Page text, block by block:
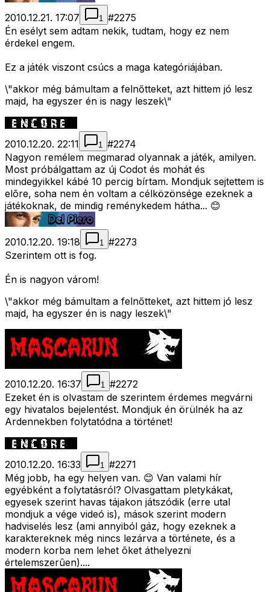
2010.12.21. 17:07 1 #2275
Én esélyt sem adtam nekik, tudtam, hogy ez nem
érdekel engem.
Ez a játék viszont csúcs a maga kategóriájában.
\"akkor még bámultam a felnőtteket, azt hittem jó lesz
majd, ha egyszer én is nagy leszek\"
2010.12.20. 22:11 1 #2274
Nagyon remélem megmarad olyannak a játék, amilyen.
Most próbálgattam az új Codot és mohát és
mindegyikkel kábé 10 percig bírtam. Mondjuk sejtettem is
elõre, soha nem én voltam a célközönsége ezeknek a
játékoknak, de mindig reménykedem hátha... 😊
2010.12.20. 19:18 1 #2273
Szerintem ott is fog.
Én is nagyon várom!
\"akkor még bámultam a felnőtteket, azt hittem jó lesz
majd, ha egyszer én is nagy leszek\"
2010.12.20. 16:37 1 #2272
Ezeket én is olvastam de szerintem érdemes megvárni
egy hivatalos bejelentést. Mondjuk én örülnék ha az
Ardennekben folytatódna a történet!
2010.12.20. 16:33 1 #2271
Még jobb, ha egy helyen van. 😊 Van valami hír
egyébként a folytatásról? Olvasgattam pletykákat,
egyesek szerint havas tájakon játszódik (erre utal
mondjuk a vége videó is), mások szerint modern
hadviselés lesz (ami annyiból gáz, hogy ezeknek a
karaktereknek még nincs lezárva a története, és a
modern korba nem lehet õket áthelyezni
értelemszerûen)....